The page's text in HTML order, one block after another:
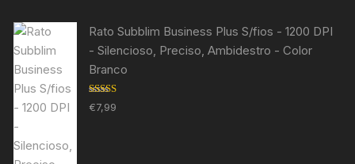
Rato Subblim Business Plus S/fios - 1200 DPI
- Silencioso, Preciso, Ambidestro - Color
Branco
Avaliação
5.00de 5
€7,99